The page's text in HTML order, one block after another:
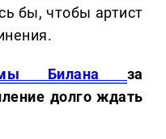
бы, чтобы артист
Билана за
долго ждать